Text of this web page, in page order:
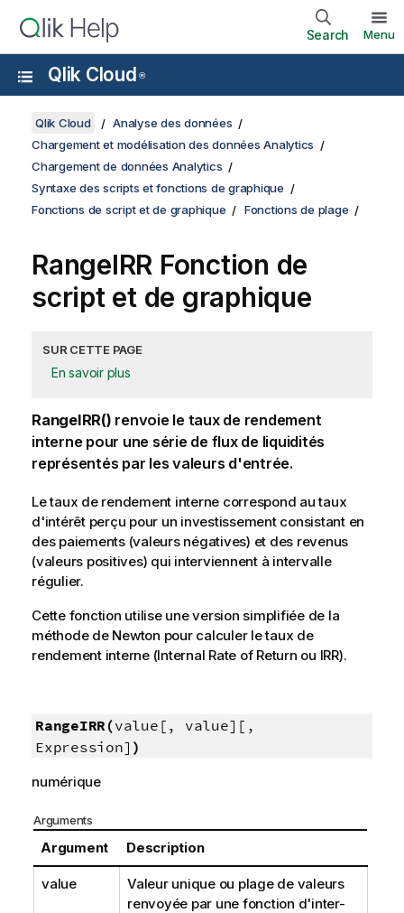
Search Menu
Qlik Cloud ®
Qlik Cloud
Analyse des données
Chargement et modélisation des données Analytics
Chargement de données Analytics
Syntaxe des scripts et fonctions de graphique
Fonctions de script et de graphique
Fonctions de plage
RangeIRR Fonction de
script et de graphique
SUR CETTE PAGE
En savoir plus
RangeIRR() renvoie le taux de rendement
interne pour une série de flux de liquidités
représentés par les valeurs d'entrée.
Le taux de rendement interne correspond au taux
d'intérêt perçu pour un investissement consistant en
des paiements (valeurs négatives) et des revenus
(valeurs positives) qui interviennent à intervalle
régulier.
Cette fonction utilise une version simplifiée de la
méthode de Newton pour calculer le taux de
rendement interne (Internal Rate of Return ou IRR).
RangeIRR(value[, value][,
Expression] )
numérique
Arguments
Argument Description
value
Valeur unique ou plage de valeurs
renvoyée par une fonction d'inter-